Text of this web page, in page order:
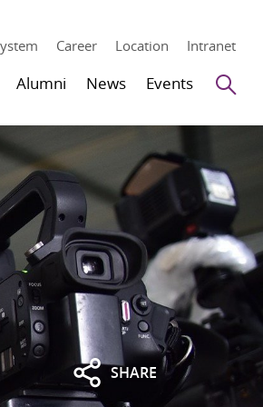
Career Location Intranet
Alumni News Events
SHARE